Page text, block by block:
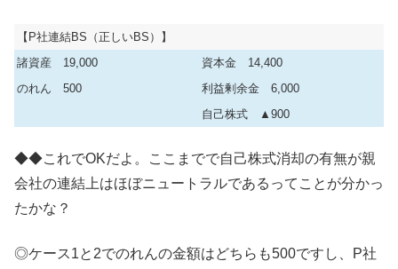
【P社連結BS（正しいBS）】
諸資産 19,000
資本金 14,400
のれん 500
利益剰余金 6,000
自己株式 ▲900
◆◆これでOKだよ。ここまでで自己株式消却の有無が親
会社の連結上はほぼニュートラルであるってことが分かっ
たかな？
◎ケース1と2でのれんの金額はどちらも500ですし、P社